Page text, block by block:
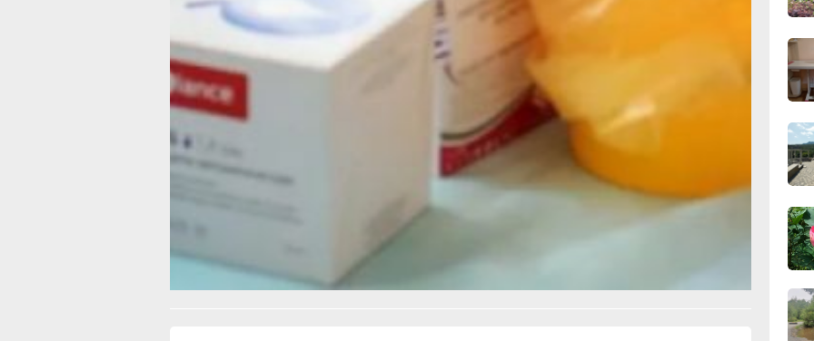
словам, регулярные физические нагрузки,
сбалансированное питание, отказ
от вредных привычек и плановые
медосмотры — основа благополучия
человека.
В ТЕМУ:
Как хабаровчанам внедрить спорт
в повседневную жизнь — несколько
рабочих шагов
Читайте нас в соцсетях:
Одноклассники,
Разочарование
11:43,
вчера
10:10,